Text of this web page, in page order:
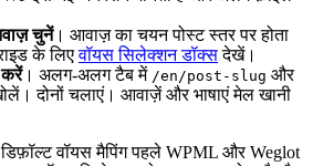
चुनें। आवाज़ का चयन पोस्ट स्तर पर होता
के लिएवॉयस सिलेक्शन डॉक्सदेखें।
करें। अलग-अलग टैब में /en/post-slug और
दोनों चलाएं। आवाज़ें और भाषाएं मेल खानी
डिफ़ॉल्ट वॉयस मैपिंग पहले WPML और Weglot